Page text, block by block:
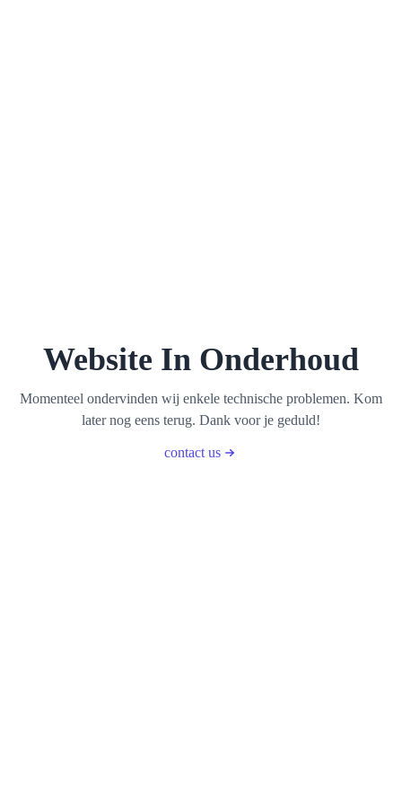
Website In Onderhoud
Momenteel ondervinden wij enkele technische problemen. Kom
later nog eens terug. Dank voor je geduld!
contact us